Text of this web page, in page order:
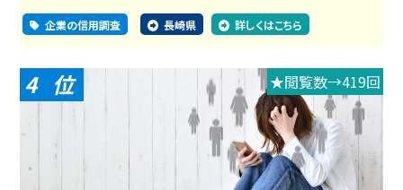
企業の信用調査 長崎県 詳しくはこちら
4 ★閲覧数→419回